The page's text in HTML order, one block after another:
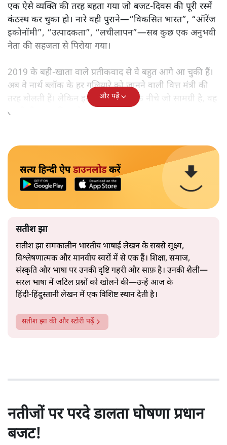
एक ऐसे व्यक्ति की तरह बहता गया जो बजट‑दिवस की पूरी रस्में
कंठस्थ कर चुका हो। नारे वही पुराने—“विकसित भारत”, “ऑरेंज
इकोनॉमी”, “उत्पादकता”, “लचीलापन”—सब कुछ एक अनुभवी
नेता की सहजता से पिरोया गया।
2019 के बही‑खाता वाले प्रतीकवाद से वे बहुत आगे आ चुकी हैं।
अब वे नार्थ ब्लॉक के हर गलियारे को जानने वाली वित्त मंत्री की
तरह बोलती हैं। लेकिन इस आत्मविश्वास के नीचे जो सामग्री है, वह
उतनी ही अनुमानित और दोहराव भरी।
और पढ़ें
सत्य हिन्दी ऐपडाउनलोडकरें
सतीश झा
सतीश झा समकालीन भारतीय भाषाई लेखन के सबसे सूक्ष्म,
विश्लेषणात्मक और मानवीय स्वरों में से एक हैं। शिक्षा, समाज,
संस्कृति और भाषा पर उनकी दृष्टि गहरी और साफ़ है। उनकी शैली—
सरल भाषा में जटिल प्रश्नों को खोलने की—उन्हें आज के
हिंदी‑हिंदुस्तानी लेखन में एक विशिष्ट स्थान देती है।
सतीश झा की और स्टोरी पढ़ें
नतीजों पर परदे डालता घोषणा प्रधान
बजट!